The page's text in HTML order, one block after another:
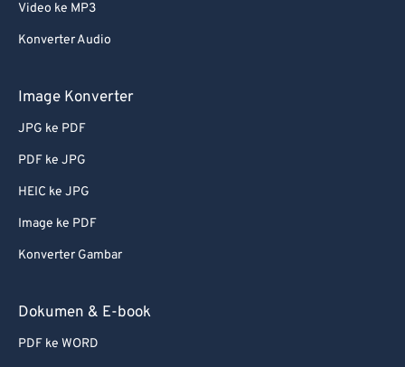
Video ke MP3
Konverter Audio
Image Konverter
JPG ke PDF
PDF ke JPG
HEIC ke JPG
Image ke PDF
Konverter Gambar
Dokumen & E-book
PDF ke WORD